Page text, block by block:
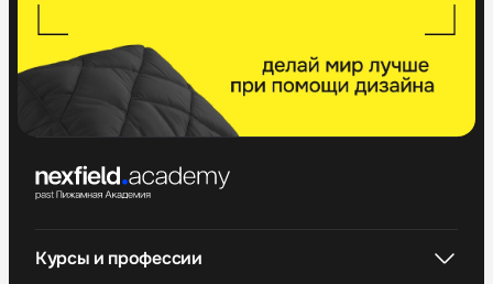
Курсы и профессии